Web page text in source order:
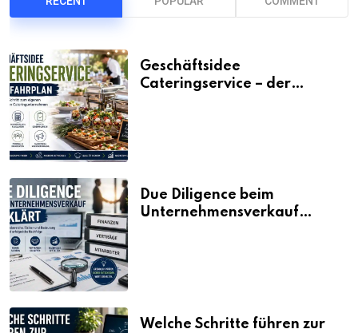
Geschäftsidee
Cateringservice – der
Due Diligence beim
Unternehmensverkauf
Welche Schritte führen zur